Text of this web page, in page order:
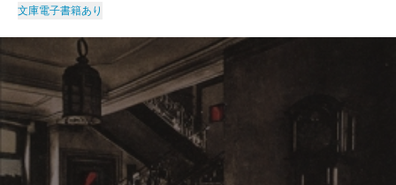
文庫電子書籍あり